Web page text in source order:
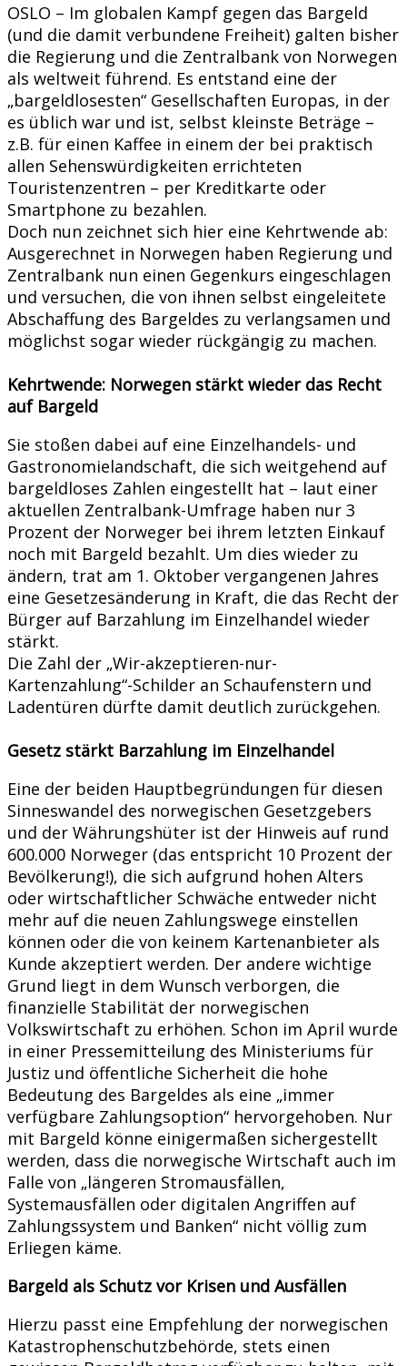
OSLO – Im globalen Kampf gegen das Bargeld
(und die damit verbundene Freiheit) galten bisher
die Regierung und die Zentralbank von Norwegen
als weltweit führend. Es entstand eine der
„bargeldlosesten“ Gesellschaften Europas, in der
es üblich war und ist, selbst kleinste Beträge –
z.B. für einen Kaffee in einem der bei praktisch
allen Sehenswürdigkeiten errichteten
Touristenzentren – per Kreditkarte oder
Smartphone zu bezahlen.
Doch nun zeichnet sich hier eine Kehrtwende ab:
Ausgerechnet in Norwegen haben Regierung und
Zentralbank nun einen Gegenkurs eingeschlagen
und versuchen, die von ihnen selbst eingeleitete
Abschaffung des Bargeldes zu verlangsamen und
möglichst sogar wieder rückgängig zu machen.
Kehrtwende: Norwegen stärkt wieder das Recht
auf Bargeld
Sie stoßen dabei auf eine Einzelhandels- und
Gastronomielandschaft, die sich weitgehend auf
bargeldloses Zahlen eingestellt hat – laut einer
aktuellen Zentralbank-Umfrage haben nur 3
Prozent der Norweger bei ihrem letzten Einkauf
noch mit Bargeld bezahlt. Um dies wieder zu
ändern, trat am 1. Oktober vergangenen Jahres
eine Gesetzesänderung in Kraft, die das Recht der
Bürger auf Barzahlung im Einzelhandel wieder
stärkt.
Die Zahl der „Wir-akzeptieren-nur-
Kartenzahlung“-Schilder an Schaufenstern und
Ladentüren dürfte damit deutlich zurückgehen.
Gesetz stärkt Barzahlung im Einzelhandel
Eine der beiden Hauptbegründungen für diesen
Sinneswandel des norwegischen Gesetz­gebers
und der Währungshüter ist der Hinweis auf rund
600.000 Norweger (das entspricht 10 Prozent der
Bevölkerung!), die sich aufgrund hohen Alters
oder wirtschaftlicher Schwäche entweder nicht
mehr auf die neuen Zahlungswege einstellen
können oder die von keinem Kartenanbieter als
Kunde akzeptiert werden. Der andere wichtige
Grund liegt in dem Wunsch verborgen, die
finanzielle Stabilität der norwegischen
Volkswirtschaft zu erhöhen. Schon im April wurde
in einer Pressemitteilung des Ministeriums für
Justiz und öffentliche Sicherheit die hohe
Bedeutung des Bargeldes als eine „immer
verfügbare Zahlungsoption“ hervorgehoben. Nur
mit Bargeld könne einigermaßen sichergestellt
werden, dass die norwegische Wirtschaft auch im
Falle von „längeren Stromausfällen,
Systemausfällen oder digitalen Angriffen auf
Zahlungssystem und Banken“ nicht völlig zum
Erliegen käme.
Bargeld als Schutz vor Krisen und Ausfällen
Hierzu passt eine Empfehlung der norwegischen
Katastrophenschutzbehörde, stets einen